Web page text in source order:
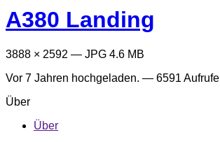
A380 Landing
3888 × 2592 — JPG 4.6 MB
Vor 7 Jahren hochgeladen. — 6591 Aufrufe
Über
Über